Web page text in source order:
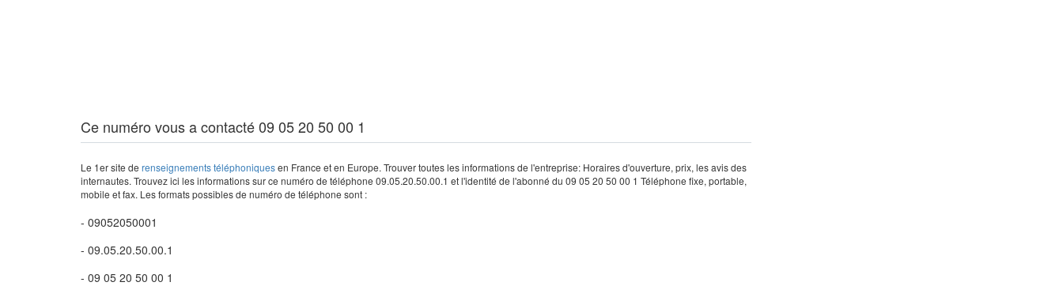
Ce numéro vous a contacté 09 05 20 50 00 1
Le 1er site de renseignements téléphoniquesen France et en Europe. Trouver toutes les informations de l'entreprise: Horaires d'ouverture, prix, les avis des
internautes. Trouvez ici les informations sur ce numéro de téléphone 09.05.20.50.00.1 et l'identité de l'abonné du 09 05 20 50 00 1 Téléphone fixe, portable,
mobile et fax. Les formats possibles de numéro de téléphone sont :
- 09052050001
- 09.05.20.50.00.1
- 09 05 20 50 00 1